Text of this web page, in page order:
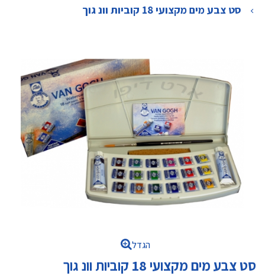
> סט צבע מים מקצועי 18 קוביות וונ גוך
הגדל
סט צבע מים מקצועי 18 קוביות וונ גוך